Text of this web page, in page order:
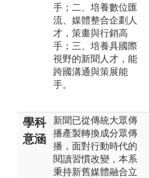
手；二、培養數位匯
流、媒體整合企劃人
才，策畫與行銷高
手；三、培養具國際
視野的新聞人才，能
跨國溝通與策展能
手。
學科
意涵
新聞已從傳統大眾傳
播產製轉換成分眾傳
播，面對行動時代的
閱讀習慣改變，本系
秉持新舊媒體融合立